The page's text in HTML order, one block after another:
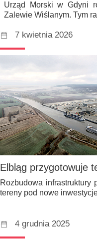
Urząd Morski w Gdyni
Zalewie Wiślanym. Tym
7 kwietnia 2026
Elbląg przygotowuje
Rozbudowa
tereny pod nowe
4 grudnia 2025